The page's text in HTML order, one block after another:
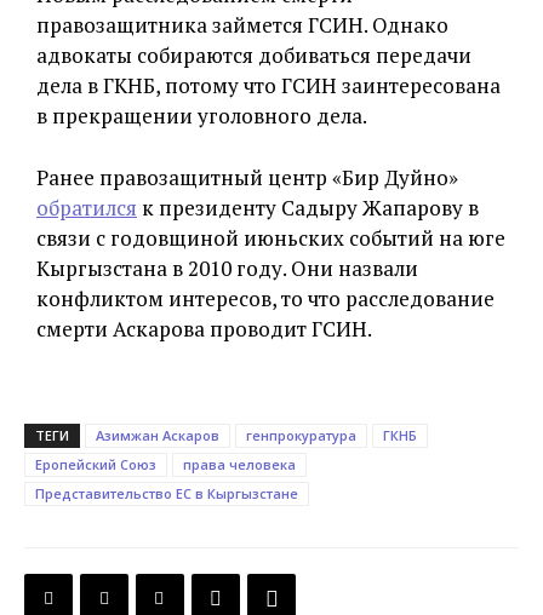
правозащитника займется ГСИН. Однако
адвокаты собираются добиваться передачи
дела в ГКНБ, потому что ГСИН заинтересована
в прекращении уголовного дела.
Ранее правозащитный центр «Бир Дуйно»
обратился к президенту Садыру Жапарову в
связи с годовщиной июньских событий на юге
Кыргызстана в 2010 году. Они назвали
конфликтом интересов, то что расследование
смерти Аскарова проводит ГСИН.
ТЕГИ Азимжан Аскаров генпрокуратура
ГКНБ
Еропейский Союз
права человека
Представительство ЕС в Кыргызстане